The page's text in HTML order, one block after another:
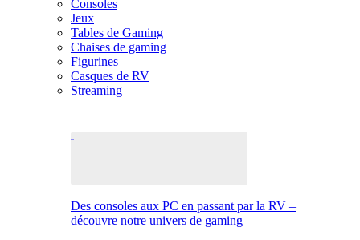
Consoles
Jeux
Tables de Gaming
Chaises de gaming
Figurines
Casques de RV
Streaming
Des consoles aux PC en passant par la RV –
découvre notre univers de gaming